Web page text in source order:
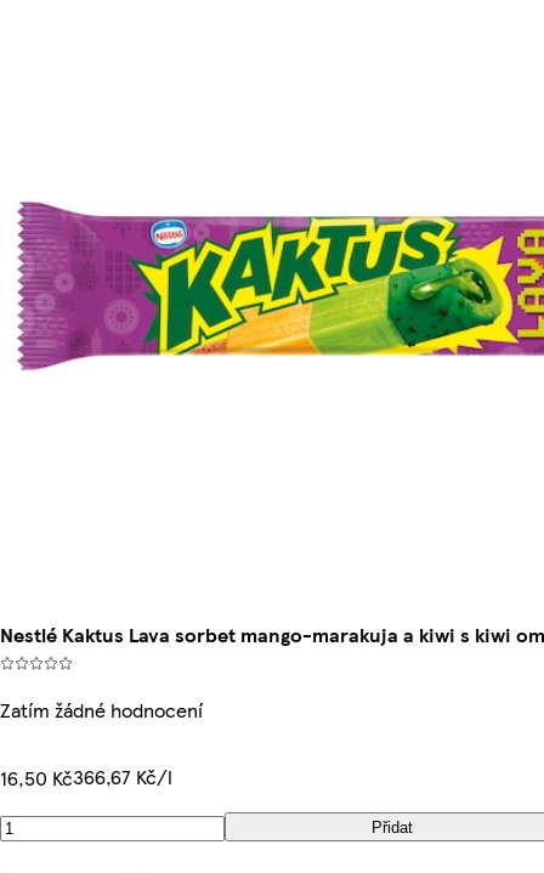
Nestlé Kaktus Lava sorbet mango-marakuja a kiwi s kiwi
Zatím žádné hodnocení
16,50 Kč366,67 Kč/l
Přidat